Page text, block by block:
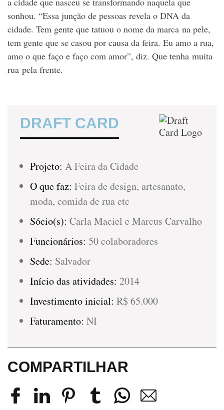
sonhou. “Essa junção de pessoas revela o DNA da
cidade. Tem gente que tatuou o nome da marca na pele,
tem gente que se casou por causa da feira. Eu amo a rua,
amo o que faço e faço com amor”, diz. Que tenha muita
rua pela frente.
DRAFT CARD
Projeto: A Feira da Cidade
O que faz: Feira de design, artesanato,
moda, comida de rua etc
Sócio(s): Carla Maciel e Marcus Carvalho
Funcionários: 50 colaboradores
Sede: Salvador
Início das atividades: 2014
Investimento inicial: R$ 65.000
Faturamento: NI
COMPARTILHAR